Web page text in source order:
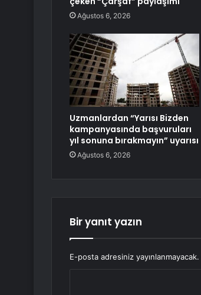
Ağustos 6, 2026
Uzmanlardan “Yarısı Bizden
kampanyasında başvuruları
yıl sonuna bırakmayın” uyarısı
Ağustos 6, 2026
Bir yanıt yazın
E-posta adresiniz yayınlanmayacak.